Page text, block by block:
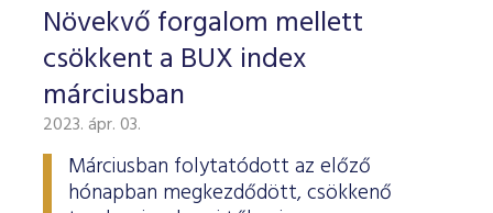
Növekvő forgalom mellett
csökkent a BUX index
márciusban
2023. ápr. 03.
Márciusban folytatódott az előző
hónapban megkezdődött, csökkenő